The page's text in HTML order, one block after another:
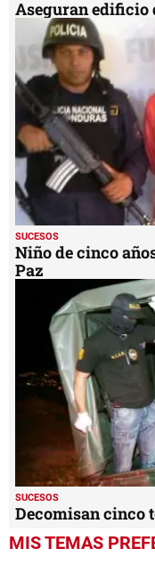
Aseguran edificio
SUCESOS
Niño de cinco
Paz
SUCESOS
Decomisan cinco
MIS TEMAS